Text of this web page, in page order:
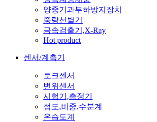
양중기과부하방지장치
중량선별기
금속검출기,X-Ray
Hot product
센서/계측기
토크센서
변위센서
시험기,측정기
점도,비중,수분계
온습도계